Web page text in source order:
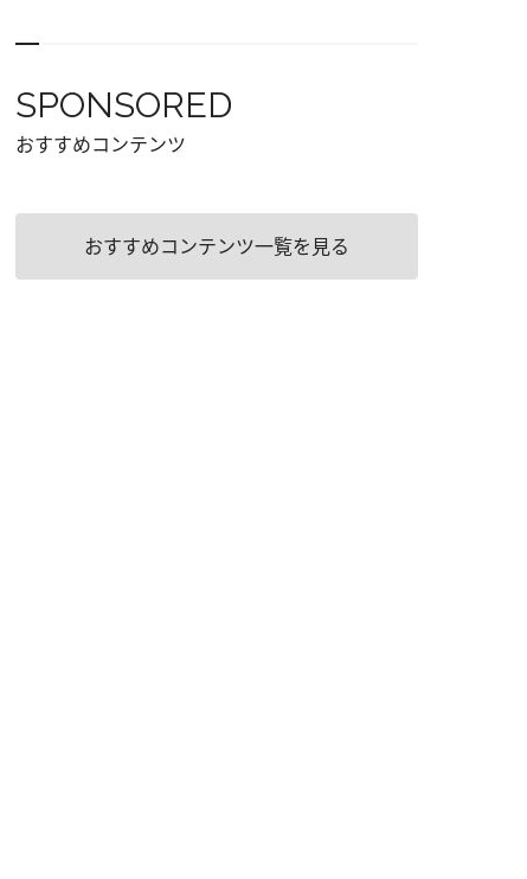
SPONSORED
おすすめコンテンツ
おすすめコンテンツ一覧を見る